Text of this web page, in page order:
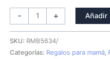
- + Añadir
SKU: RMB5634/
Categorías: Regalos para mamá,